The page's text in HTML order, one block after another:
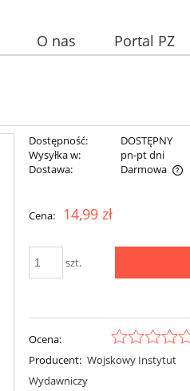
O nas Portal PZ
Dostępność:
DOSTĘPNY
Wysyłka w:
pn-pt dni
Dostawa:
Darmowa
Cena: 14,99 zł
szt.
Ocena:
Producent: Wojskowy Instytut
Wydawniczy